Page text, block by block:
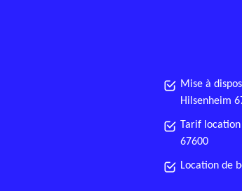
Mise à
Hilsenheim
Tarif
67600
Location de